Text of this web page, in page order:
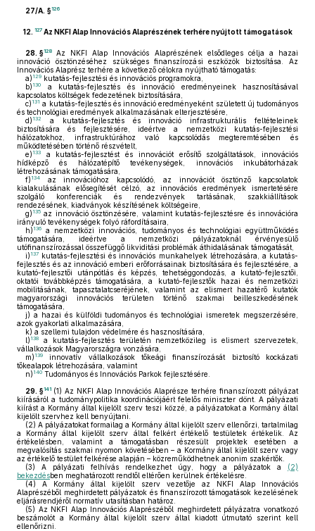
27/A. §126
12. 127Az NKFI Alap Innovációs Alaprészének terhére nyújtott támogatások
28. §128
Az NKFI Alap Innovációs Alaprészének elsődleges célja a hazai
innováció ösztönzéséhez szükséges finanszírozási eszközök biztosítása. Az
Innovációs Alaprész terhére a következő célokra nyújtható támogatás:
a) 129 kutatás-fejlesztési és innovációs programokra,
b) 130
a kutatás-fejlesztés és innováció eredményeinek hasznosításával
kapcsolatos költségek fedezetének biztosítására,
c) 131 a kutatás-fejlesztés és innováció eredményeként született új tudományos
és technológiai eredmények alkalmazásának elterjesztésére,
d) 132
a kutatás-fejlesztés és innováció infrastrukturális feltételeinek
biztosítására és fejlesztésére, ideértve a nemzetközi kutatás-fejlesztési
hálózatokhoz, infrastruktúrához való kapcsolódás megteremtésében és
működtetésében történő részvételt,
e) 133
a kutatás-fejlesztést és innovációt erősítő szolgáltatások, innovációs
hídképző és hálózatépítő tevékenységek, innovációs inkubátorházak
létrehozásának támogatására,
f) 134
az innovációhoz kapcsolódó, az innovációt ösztönző kapcsolatok
kialakulásának elősegítését célzó, az innovációs eredmények ismertetésére
szolgáló konferenciák és rendezvények tartásának, szakkiállítások
rendezésének, kiadványok készítésének költségeire,
g) 135 az innováció ösztönzésére, valamint kutatás-fejlesztésre és innovációra
irányuló tevékenységek folyó ráfordításaira,
h) 136
a nemzetközi innovációs, tudományos és technológiai együttműködés
támogatására, ideértve a nemzetközi pályázatoknál érvényesülő
utófinanszírozással összefüggő likviditási problémák áthidalásának támogatását,
i) 137 kutatás-fejlesztési és innovációs munkahelyek létrehozására, a kutatás-
fejlesztés és az innováció emberi erőforrásainak biztosítására és fejlesztésére, a
kutató-fejlesztői utánpótlás és képzés, tehetséggondozás, a kutató-fejlesztői,
oktatói továbbképzés támogatására, a kutató-fejlesztők hazai és nemzetközi
mobilitásának, tapasztalatcseréjének, valamint az elismert hazatérő kutatók
magyarországi innovációs területen történő szakmai beilleszkedésének
támogatására,
j) a hazai és külföldi tudományos és technológiai ismeretek megszerzésére,
azok gyakorlati alkalmazására,
k) a szellemi tulajdon védelmére és hasznosítására,
l) 138
a kutatás-fejlesztés területén nemzetközileg is elismert szervezetek,
vállalkozások Magyarországra vonzására,
m) 139
innovatív vállalkozások tőkeági finanszírozását biztosító kockázati
tőkealapok létrehozására, valamint
n) 140 Tudományos és Innovációs Parkok fejlesztésére.
29. §141 (1) Az NKFI Alap Innovációs Alaprésze terhére finanszírozott pályázat
kiírásáról a tudománypolitika koordinációjáért felelős miniszter dönt. A pályázati
kiírást a Kormány által kijelölt szerv teszi közzé, a pályázatokat a Kormány által
kijelölt szervhez kell benyújtani.
(2) A pályázatokat formailag a Kormány által kijelölt szerv ellenőrzi, tartalmilag
a Kormány által kijelölt szerv által felkért értékelő testületek értékelik. Az
értékelésben, valamint a támogatásban részesült projektek esetében a
megvalósítás szakmai nyomon követésében – a Kormány által kijelölt szerv vagy
az értékelő testület felkérése alapján – közreműködhetnek anonim szakértők.
(3) A pályázati felhívás rendelkezhet úgy, hogy a pályázatok a (2)
bekezdésben meghatározott rendtől eltérően kerülnek értékelésre.
(4) A Kormány által kijelölt szerv vezetője az NKFI Alap Innovációs
Alaprészéből meghirdetett pályázatok és finanszírozott támogatások kezelésének
eljárásrendjéről normatív utasításban határoz.
(5) Az NKFI Alap Innovációs Alaprészéből meghirdetett pályázatra vonatkozó
beszámolót a Kormány által kijelölt szerv által kiadott útmutató szerint kell
ellenőrizni.